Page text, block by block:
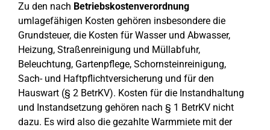
Zu den nach Betriebskostenverordnung
umlagefähigen Kosten gehören insbesondere die
Grundsteuer, die Kosten für Wasser und Abwasser,
Heizung, Straßenreinigung und Müllabfuhr,
Beleuchtung, Gartenpflege, Schornsteinreinigung,
Sach- und Haftpflichtversicherung und für den
Hauswart (§ 2 BetrKV). Kosten für die Instandhaltung
und Instandsetzung gehören nach § 1 BetrKV nicht
dazu. Es wird also die gezahlte Warmmiete mit der